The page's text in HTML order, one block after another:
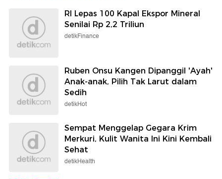
RI Lepas 100 Kapal Ekspor Mineral
Senilai Rp 2,2 Triliun
detikFinance
Ruben Onsu Kangen Dipanggil 'Ayah'
Anak-anak, Pilih Tak Larut dalam
Sedih
detikHot
Sempat Menggelap Gegara Krim
Merkuri, Kulit Wanita Ini Kini Kembali
Sehat
detikHealth